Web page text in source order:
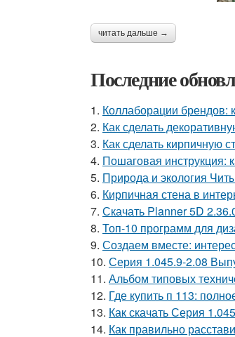
читать дальше →
Последние
1. Коллаборации брендов:
2. Как сделать
3. Как сделать кирпичную
4. Пошаговая инструкция:
5. Природа и экология
6. Кирпичная стена в
7. Скачать Planner 5D
8. Топ-10 программ для
9. Создаем вместе:
10. Серия 1.045.9-2.08
11. Альбом типовых
12. Где купить п 113:
13. Как скачать Серия
14. Как правильно